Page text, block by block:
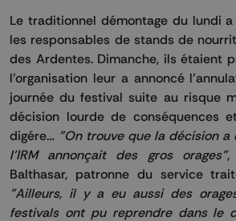
Le traditionnel démontage du lundi
les responsables de stands de
des Ardentes. Dimanche, ils étaient
l’organisation leur a annoncé
journée du festival suite au risque
décision lourde de conséquences
digére… "On trouve que la décision a
l'IRM annonçait des gros orages",
Balthasar, patronne du service
"Ailleurs, il y a eu aussi des
festivals ont pu reprendre dans le